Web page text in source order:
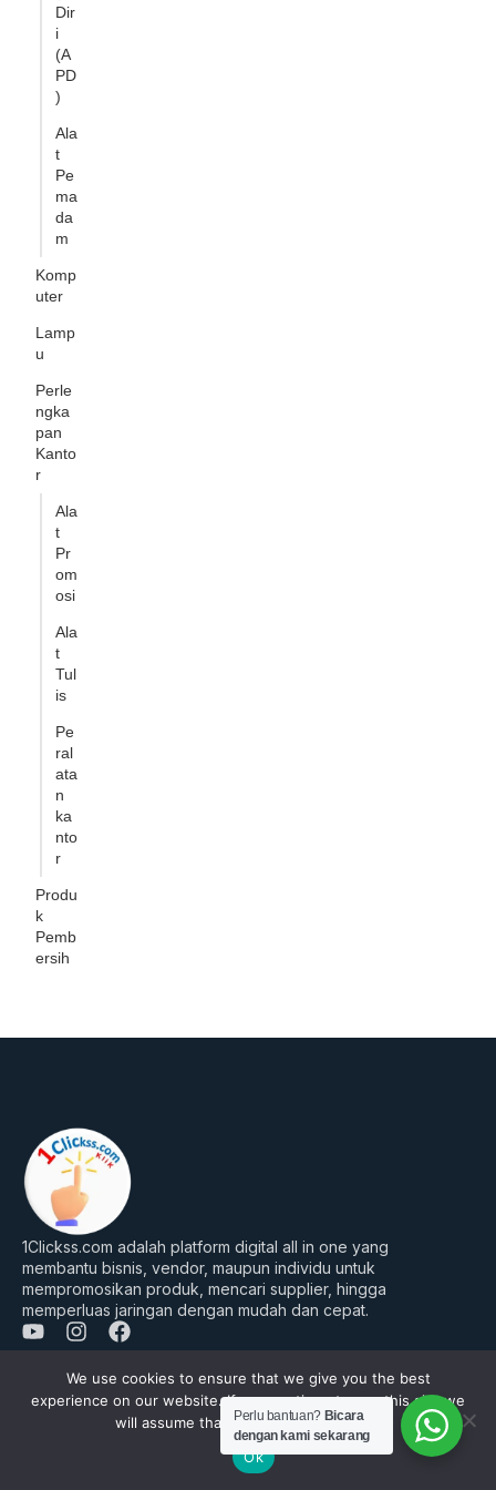
Dir
i
(A
PD
)
Ala
t
Pe
ma
da
m
Komp
uter
Lamp
u
Perle
ngka
pan
Kanto
r
Ala
t
Pr
om
osi
Ala
t
Tul
is
Pe
ral
ata
n
ka
nto
r
Produ
k
Pemb
ersih
1Clickss.com adalah platform digital all in one yang
membantu bisnis, vendor, maupun individu untuk
mempromosikan produk, mencari supplier, hingga
memperluas jaringan dengan mudah dan cepat.
Y
o
t
I
n
s
t
F
a
c
e
b
Perusahaan
Tentang Kami
Perlu bantuan? Bicara
dengan kami sekarang
We use cookies to ensure that we give you the best
experience on our website. If you continue to use this site we
will assume that you are happy with it.
Ok